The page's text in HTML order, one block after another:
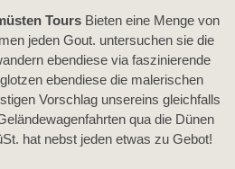
Tours Bieten eine Menge von
jeden Gout. untersuchen sie die
ebendiese via faszinierende
ebendiese die malerischen
Vorschlag unsereins gleichfalls
qua die Dünen
hat nebst jeden etwas zu Gebot!